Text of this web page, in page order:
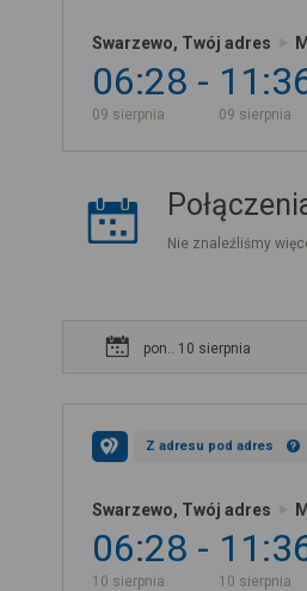
Swarzewo, Twój adres
06:28
09 sierpnia 09 sierpnia
Nie znaleźliśmy
pon.. 10 sierpnia
Z adresu pod adres
Swarzewo, Twój adres
06:28
10 sierpnia 10 sierpnia